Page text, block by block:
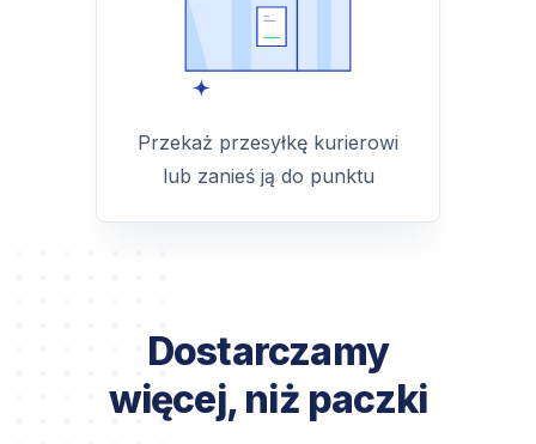
Przekaż przesyłkę kurierowi
lub zanieś ją do punktu
Dostarczamy
więcej, niż paczki